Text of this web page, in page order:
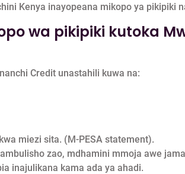
Kenya inayopeana mikopo ya pikipiki
wa pikipiki kutoka
Credit unastahili kuwa na:
miezi sita. (M-PESA statement).
zao, mdhamini mmoja awe
inajulikana kama ada ya ahadi.